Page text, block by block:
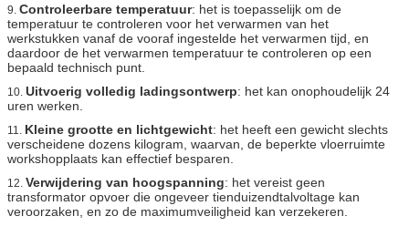
9. Controleerbare temperatuur: het is toepasselijk om de
temperatuur te controleren voor het verwarmen van het
werkstukken vanaf de vooraf ingestelde het verwarmen tijd, en
daardoor de het verwarmen temperatuur te controleren op een
bepaald technisch punt.
10. Uitvoerig volledig ladingsontwerp: het kan onophoudelijk 24
uren werken.
11. Kleine grootte en lichtgewicht: het heeft een gewicht slechts
verscheidene dozens kilogram, waarvan, de beperkte vloerruimte
workshopplaats kan effectief besparen.
12. Verwijdering van hoogspanning: het vereist geen
transformator opvoer die ongeveer tienduizendtalvoltage kan
veroorzaken, en zo de maximumveiligheid kan verzekeren.